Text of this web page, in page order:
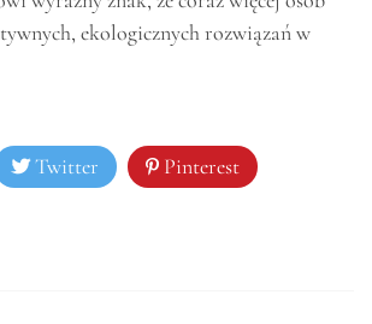
ekologicznych rozwiązań w
Twitter Pinterest